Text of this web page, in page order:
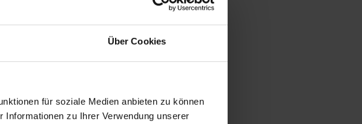
Über Cookies
für soziale Medien anbieten zu können
zu Ihrer Verwendung unserer